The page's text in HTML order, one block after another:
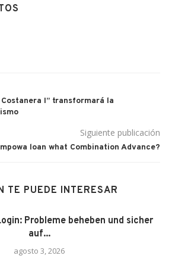
I” transformará la
Siguiente publicación
loan what Combination Advance?
TE PUEDE INTERESAR
Probleme beheben und sicher
auf...
agosto 3, 2026